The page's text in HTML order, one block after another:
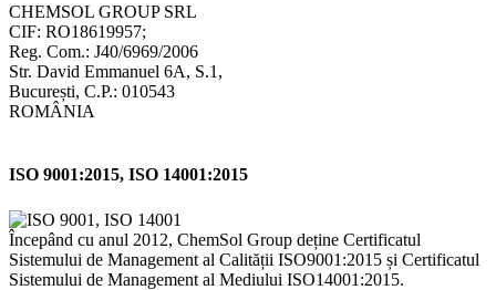
CHEMSOL GROUP SRL
CIF: RO18619957;
Reg. Com.: J40/6969/2006
Str. David Emmanuel 6A, S.1,
București, C.P.: 010543
ROMÂNIA
ISO 9001:2015, ISO 14001:2015
Începând cu anul 2012, ChemSol Group deține Certificatul
Sistemului de Management al Calității ISO9001:2015 și Certificatul
Sistemului de Management al Mediului ISO14001:2015.